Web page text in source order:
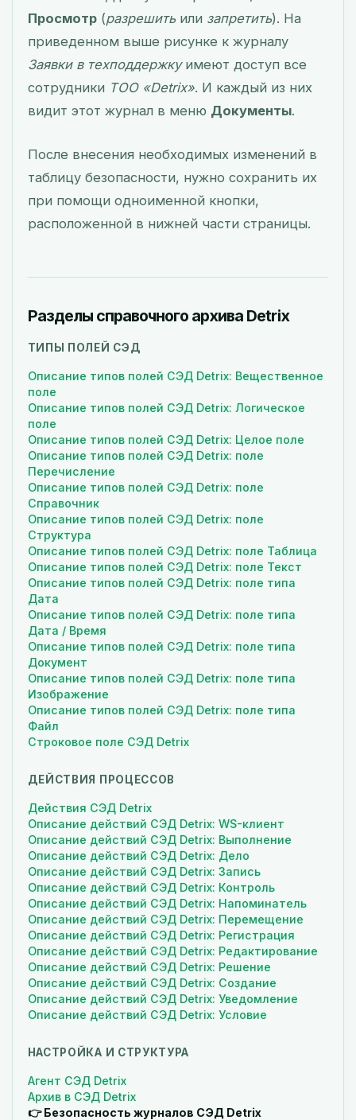
Просмотр(разрешитьили запретить). На
приведенном выше рисунке к журналу
Заявки в техподдержкуимеют доступ все
сотрудники ТОО «Detrix». И каждый из них
видит этот журнал в меню Документы.
После внесения необходимых изменений в
таблицу безопасности, нужно сохранить их
при помощи одноименной кнопки,
расположенной в нижней части страницы.
Разделы справочного архива Detrix
ТИПЫ ПОЛЕЙ СЭД
Описание типов полей СЭД Detrix: Вещественное
поле
Описание типов полей СЭД Detrix: Логическое
поле
Описание типов полей СЭД Detrix: Целое поле
Описание типов полей СЭД Detrix: поле
Перечисление
Описание типов полей СЭД Detrix: поле
Справочник
Описание типов полей СЭД Detrix: поле
Структура
Описание типов полей СЭД Detrix: поле Таблица
Описание типов полей СЭД Detrix: поле Текст
Описание типов полей СЭД Detrix: поле типа
Дата
Описание типов полей СЭД Detrix: поле типа
Дата / Время
Описание типов полей СЭД Detrix: поле типа
Документ
Описание типов полей СЭД Detrix: поле типа
Изображение
Описание типов полей СЭД Detrix: поле типа
Файл
Строковое поле СЭД Detrix
ДЕЙСТВИЯ ПРОЦЕССОВ
Действия СЭД Detrix
Описание действий СЭД Detrix: WS-клиент
Описание действий СЭД Detrix: Выполнение
Описание действий СЭД Detrix: Дело
Описание действий СЭД Detrix: Запись
Описание действий СЭД Detrix: Контроль
Описание действий СЭД Detrix: Напоминатель
Описание действий СЭД Detrix: Перемещение
Описание действий СЭД Detrix: Регистрация
Описание действий СЭД Detrix: Редактирование
Описание действий СЭД Detrix: Решение
Описание действий СЭД Detrix: Создание
Описание действий СЭД Detrix: Уведомление
Описание действий СЭД Detrix: Условие
НАСТРОЙКА И СТРУКТУРА
Агент СЭД Detrix
Архив в СЭД Detrix
👉 Безопасность журналов СЭД Detrix